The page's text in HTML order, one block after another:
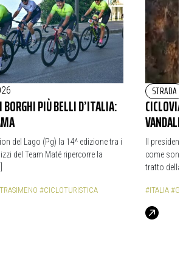
PIÙ BELLI D’ITALIA:
del Lago (Pg) la 14^ edizione tra i
del Team Maté ripercorre la
#CICLOTURISTICA
STRADA
Il
come sono
tratto della
#ITALIA